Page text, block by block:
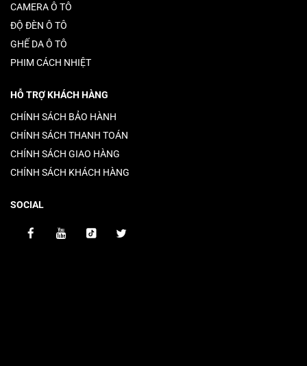
CAMERA Ô TÔ
ĐỘ ĐÈN Ô TÔ
GHẾ DA Ô TÔ
PHIM CÁCH NHIỆT
HỖ TRỢ KHÁCH HÀNG
CHÍNH SÁCH BẢO HÀNH
CHÍNH SÁCH THANH TOÁN
CHÍNH SÁCH GIAO HÀNG
CHÍNH SÁCH KHÁCH HÀNG
SOCIAL